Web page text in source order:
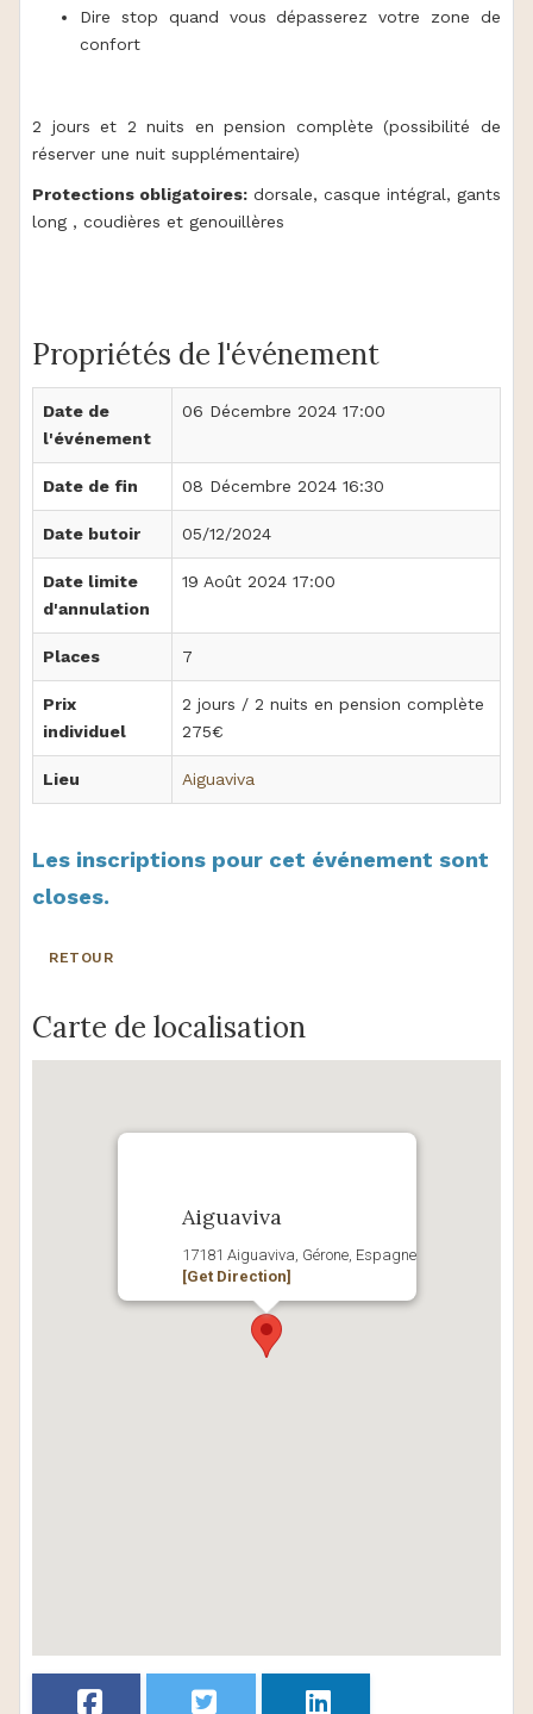
Dire stop quand vous dépasserez votre zone de
confort
2 jours et 2 nuits en pension complète (possibilité de
réserver une nuit supplémentaire)
Protections obligatoires: dorsale, casque intégral, gants
long , coudières et genouillères
Propriétés de l'événement
Date de
l'événement
06 Décembre 2024 17:00
Date de fin 08 Décembre 2024 16:30
Date butoir 05/12/2024
Date limite
d'annulation
19 Août 2024 17:00
Places 7
Prix
individuel
2 jours / 2 nuits en pension complète
275€
Lieu Aiguaviva
Les inscriptions pour cet événement sont
closes.
RETOUR
Carte de localisation
Aiguaviva
17181 Aiguaviva, Gérone, Espagne
[Get Direction]